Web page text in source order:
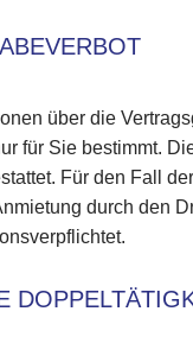
über die
für Sie bestimmt.
Für den Fall
durch den